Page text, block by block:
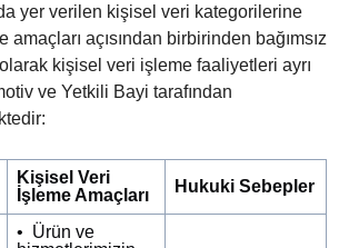
yer verilen kişisel veri kategorilerine
açısından birbirinden bağımsız
kişisel veri işleme faaliyetleri ayrı
ve Yetkili Bayi tarafından
Kişisel Veri
İşleme Amaçları
Hukuki Sebepler
• Ürün ve